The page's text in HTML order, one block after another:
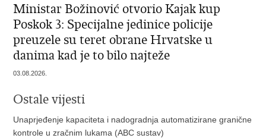
Ministar Božinović otvorio Kajak kup
Poskok 3: Specijalne jedinice policije
preuzele su teret obrane Hrvatske u
danima kad je to bilo najteže
03.08.2026.
Ostale vijesti
Unaprjeđenje kapaciteta i nadogradnja automatizirane granične
kontrole u zračnim lukama (ABC sustav)